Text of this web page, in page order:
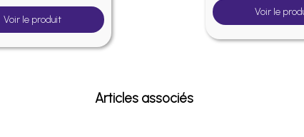
Voir le produit
Voir le
Articles associés